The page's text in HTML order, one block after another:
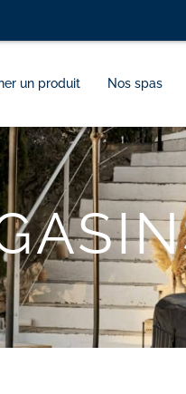
un produit Nos spas